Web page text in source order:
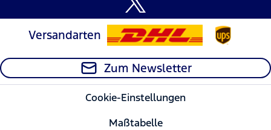
Versandarten
Zum Newsletter
Cookie-Einstellungen
Maßtabelle